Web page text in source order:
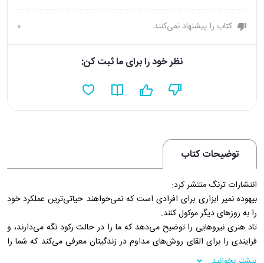
کتاب را پیشنهاد نمی‌کنند 0
نظر خود را برای ما ثبت کن:
توضیحات کتاب
انتشارات ترنگ منتشر کرد:
بیهوده نمیر ابزاری برای افرادی است که نمی‌‌‌‌‌خواهند حیاتی‌‌‌‌‌ترین عملکرد خود
را به روزهای دیگر موکول کنند.
تاد هنری نیروهایی را توضیح می‌‌‌‌‌دهد که ما را در حالت رکود نگه می‌‌‌‌‌دارند، و
فرایندی را برای القای روش‌‌‌‌‌های مداوم در زندگیتان معرفی می‌‌‌‌‌کند که شما را
در مسیر صحیح و ثابت نگه می‌‌‌‌‌دارد. هر روز که وظایف دشوار را به تعویق